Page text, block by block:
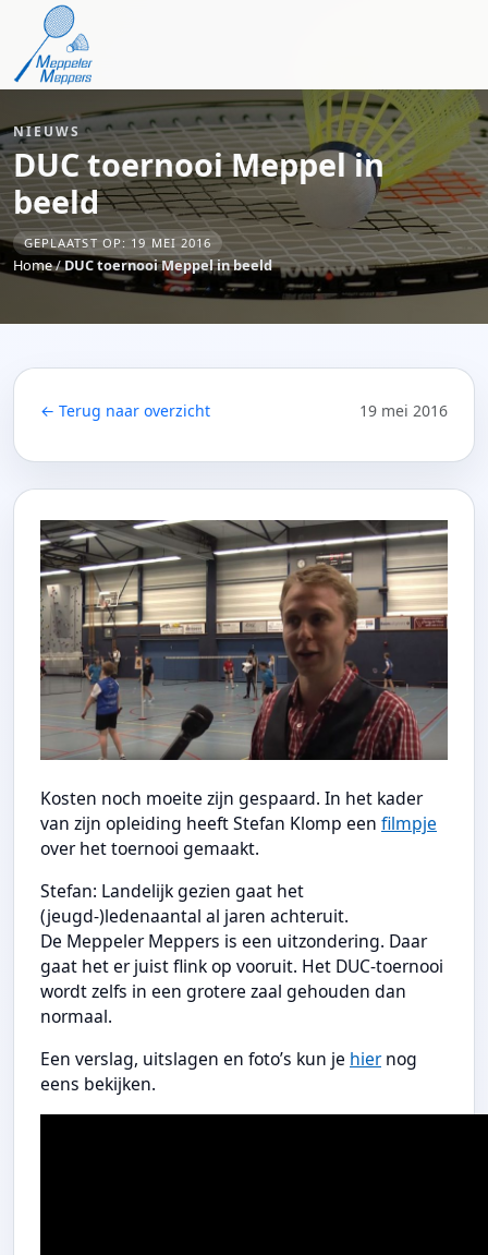
NIEUWS
DUC toernooi Meppel in
beeld
GEPLAATST OP: 19 MEI 2016
Home/DUC toernooi Meppel in beeld
← Terug naar overzicht 19 mei 2016
Kosten noch moeite zijn gespaard. In het kader
van zijn opleiding heeft Stefan Klomp een filmpje
over het toernooi gemaakt.
Stefan: Landelijk gezien gaat het
(jeugd-)ledenaantal al jaren achteruit.
De Meppeler Meppers is een uitzondering. Daar
gaat het er juist flink op vooruit. Het DUC-toernooi
wordt zelfs in een grotere zaal gehouden dan
normaal.
Een verslag, uitslagen en foto’s kun je hiernog
eens bekijken.